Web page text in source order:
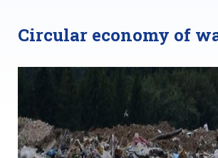
Circular economy of